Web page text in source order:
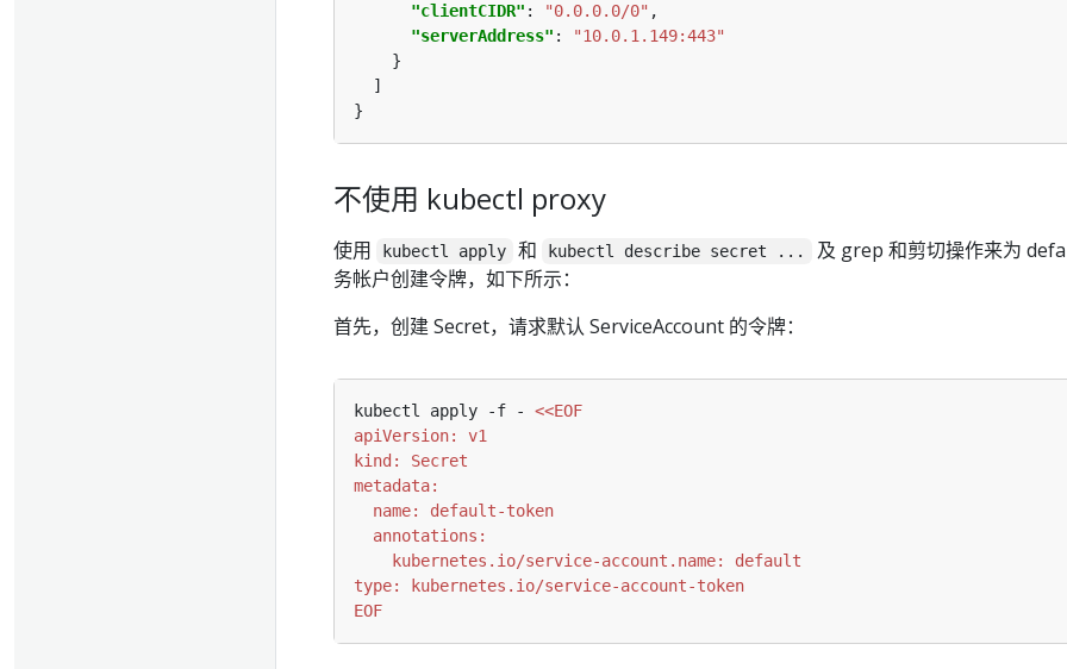
"clientCIDR" : "0.0.0.0/0"
"serverAddress" :
"10.0.1.149:443"
不使用 kubectl proxy
使用 kubectl apply 和 kubectl describe secret ...
及 grep 和剪切操作来为
务帐户创建令牌，如下所示：
首先，创建 Secret，请求默认 ServiceAccount 的令牌：
kubectl apply -f -
EOF